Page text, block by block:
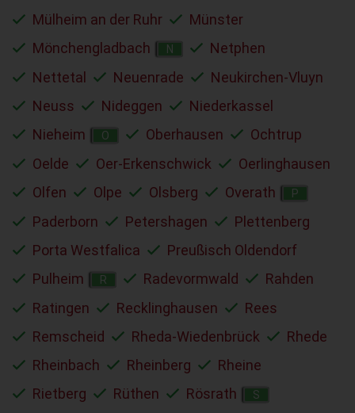
Mülheim an der Ruhr
Münster
Mönchengladbach
N
Netphen
Nettetal
Neuenrade
Neukirchen-Vluyn
Neuss
Nideggen
Niederkassel
Nieheim
O Oberhausen
Ochtrup
Oelde
Oer-Erkenschwick
Oerlinghausen
Olfen
Olpe Olsberg Overath P
Paderborn Petershagen
Plettenberg
Porta Westfalica
Preußisch Oldendorf
Pulheim
R Radevormwald
Rahden
Ratingen
Recklinghausen
Rees
Remscheid
Rheda-Wiedenbrück
Rhede
Rheinbach
Rheinberg
Rheine
Rietberg
Rüthen Rösrath S